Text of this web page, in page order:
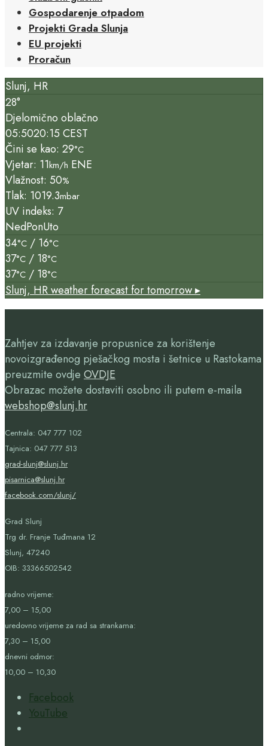
Gospodarenje otpadom
Projekti Grada Slunja
EU projekti
Proračun
Slunj, HR
28°
Djelomično oblačno
05:5020:15 CEST
Čini se kao: 29°C
Vjetar: 11km/h ENE
Vlažnost: 50%
Tlak: 1019.3mbar
UV indeks: 7
NedPonUto
34°C / 16°C
37°C / 18°C
37°C / 18°C
Slunj, HRweather forecast for tomorrow ▸
Zahtjev za izdavanje propusnice za korištenje
novoizgrađenog pješačkog mosta i šetnice u Rastokama
preuzmite ovdje OVDJE
Obrazac možete dostaviti osobno ili putem e-maila
webshop@slunj.hr
Centrala: 047 777 102
Tajnica: 047 777 513
grad-slunj@slunj.hr
pisarnica@slunj.hr
facebook.com/slunj/
Grad Slunj
Trg dr. Franje Tuđmana 12
Slunj, 47240
OIB: 33366502542
radno vrijeme:
7,00 – 15,00
uredovno vrijeme za rad sa strankama:
7,30 – 15,00
dnevni odmor:
10,00 – 10,30
Facebook
YouTube